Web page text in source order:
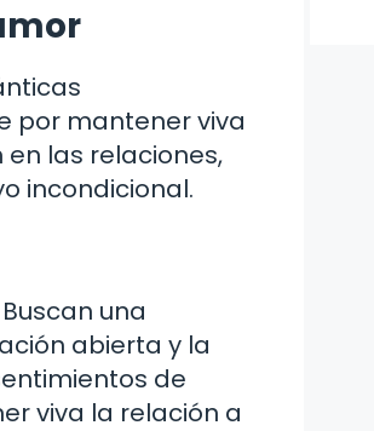
por mantener viva
las relaciones,
incondicional.
una
abierta y la
de
viva la relación a